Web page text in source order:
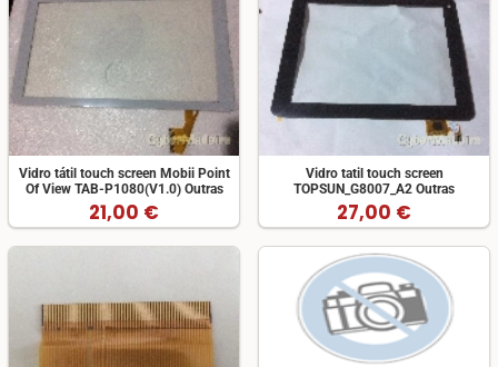
Vidro tátil touch screen Mobii Point
Of View TAB-P1080(V1.0) Outras
21,00 €
Vidro tatil touch screen
TOPSUN_G8007_A2 Outras
27,00 €